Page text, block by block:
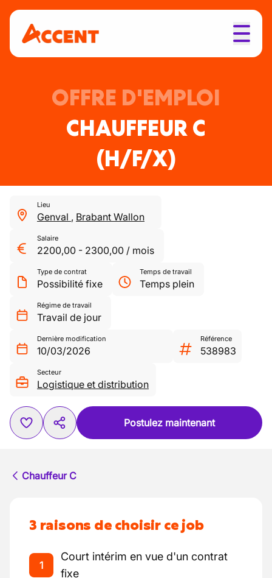
OFFRE D'EMPLOI
CHAUFFEUR C
(H/F/X)
Lieu
Genval , Brabant Wallon
Salaire
2200,00 - 2300,00 / mois
Type de contrat
Possibilité fixe
Temps de travail
Temps plein
Régime de travail
Travail de jour
Dernière modification
10/03/2026
Référence
538983
Secteur
Logistique et distribution
Postulez maintenant
Chauffeur C
3 raisons de choisir ce job
1
Court intérim en vue d'un contrat
fixe